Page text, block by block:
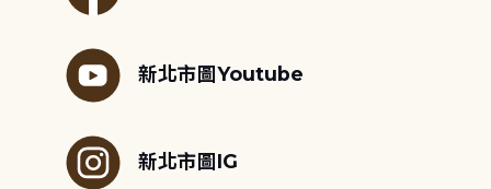
新北市圖Youtube
新北市圖IG